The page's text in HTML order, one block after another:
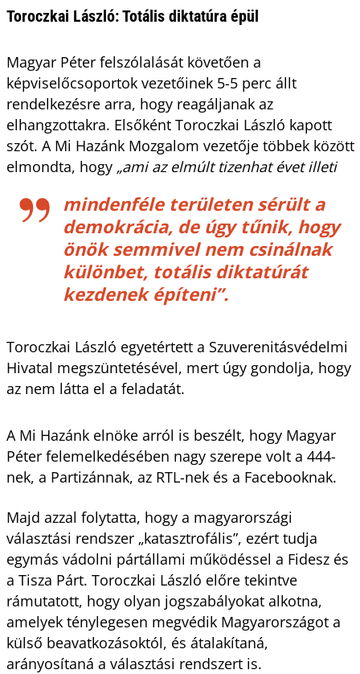
Toroczkai László: Totális diktatúra épül
Magyar Péter felszólalását követően a
képviselőcsoportok vezetőinek 5-5 perc állt
rendelkezésre arra, hogy reagáljanak az
elhangzottakra. Elsőként Toroczkai László kapott
szót. A Mi Hazánk Mozgalom vezetője többek között
elmondta, hogy „ami az elmúlt tizenhat évet illeti
mindenféle területen sérült a
demokrácia, de úgy tűnik, hogy
önök semmivel nem csinálnak
különbet, totális diktatúrát
kezdenek építeni”.
Toroczkai László egyetértett a Szuverenitásvédelmi
Hivatal megszüntetésével, mert úgy gondolja, hogy
az nem látta el a feladatát.
A Mi Hazánk elnöke arról is beszélt, hogy Magyar
Péter felemelkedésében nagy szerepe volt a 444-
nek, a Partizánnak, az RTL-nek és a Facebooknak.
Majd azzal folytatta, hogy a magyarországi
választási rendszer „katasztrofális”, ezért tudja
egymás vádolni pártállami működéssel a Fidesz és
a Tisza Párt. Toroczkai László előre tekintve
rámutatott, hogy olyan jogszabályokat alkotna,
amelyek ténylegesen megvédik Magyarországot a
külső beavatkozásoktól, és átalakítaná,
arányosítaná a választási rendszert is.